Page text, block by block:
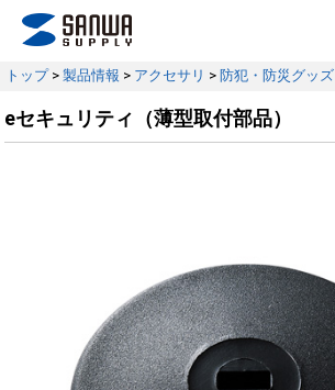
トップ> 製品情報 > アクセサリ > 防犯・防災グッズ
eセキュリティ（薄型取付部品）